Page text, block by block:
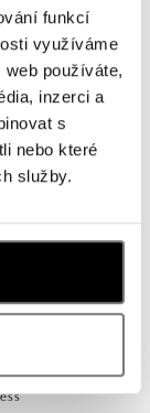
funkcí
využíváme
používáte,
inzerci a
s
nebo které
služby.
a safírem
a safírem